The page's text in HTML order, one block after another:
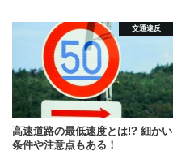
交通違反
高速道路の最低速度とは!? 細かい
条件や注意点もある！